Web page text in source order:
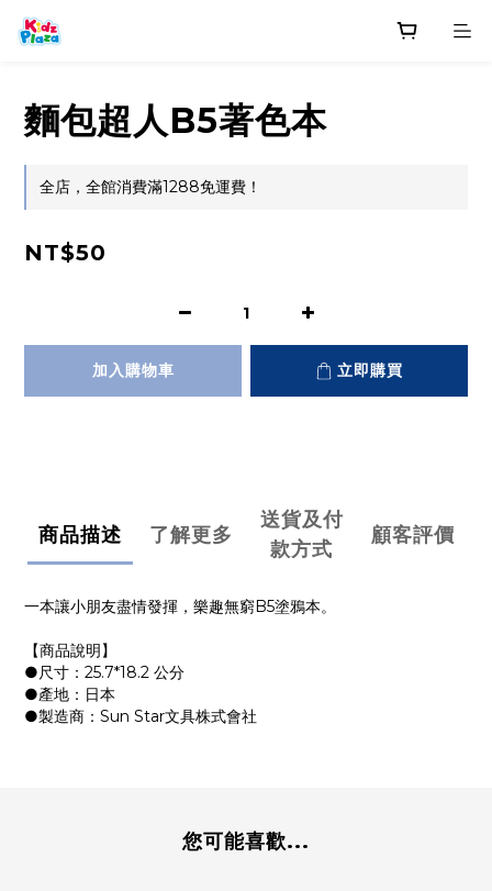
麵包超人B5著色本
全店，全館消費滿1288免運費！
NT$50
加入購物車 立即購買
商品描述 了解更多
送貨及付
款方式
顧客評價
一本讓小朋友盡情發揮，樂趣無窮B5塗鴉本。
【商品說明】
●尺寸：25.7*18.2 公分
●產地：日本
●製造商：Sun Star文具株式會社
您可能喜歡...